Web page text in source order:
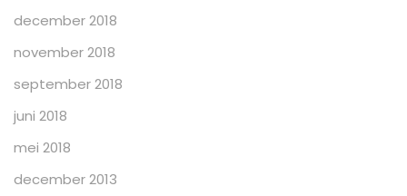
december 2018
november 2018
september 2018
juni 2018
mei 2018
december 2013